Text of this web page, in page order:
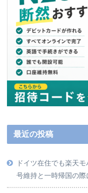
最近の投稿
ドイツ在住でも楽天
号維持と一時帰国の際